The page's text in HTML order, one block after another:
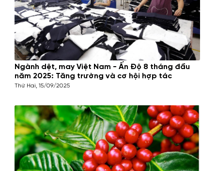
Ngành dệt, may Việt Nam - Ấn Độ 8 tháng đầu
năm 2025: Tăng trưởng và cơ hội hợp tác
Thứ Hai, 15/09/2025